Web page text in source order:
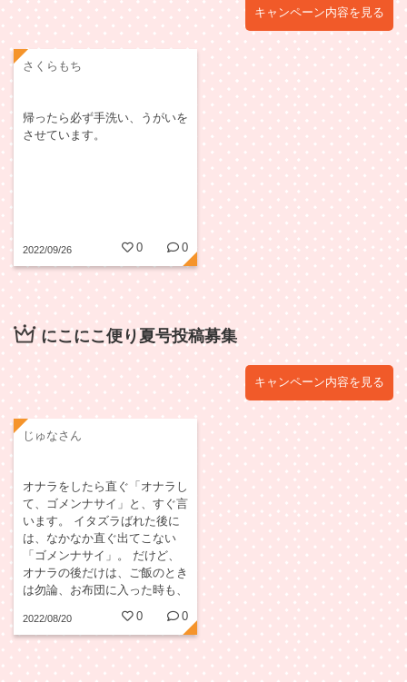
キャンペーン内容を見る
さくらもち
帰ったら必ず手洗い、うがいを
させています。
2022/09/26 0 0
にこにこ便り夏号投稿募集
キャンペーン内容を見る
じゅなさん
オナラをしたら直ぐ「オナラし
て、ゴメンナサイ」と、すぐ言
います。 イタズラばれた後に
は、なかなか直ぐ出てこない
「ゴメンナサイ」。 だけど、
オナラの後だけは、ご飯のとき
は勿論、お布団に入った時も、
お風呂のときも、お喋りをして
ても、どんな時も言うので、親
バカながら可愛らしいです。い
2022/08/20 0 0